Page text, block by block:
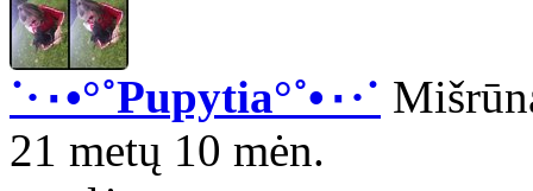
˙·٠•°˚Pupytia°˚•٠·˙
21 metų 10 mėn.